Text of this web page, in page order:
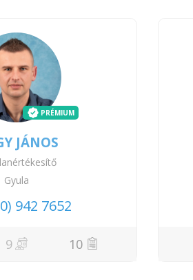
PRÉMIUM
JÁNOS
Gyula
942 7652
9 10